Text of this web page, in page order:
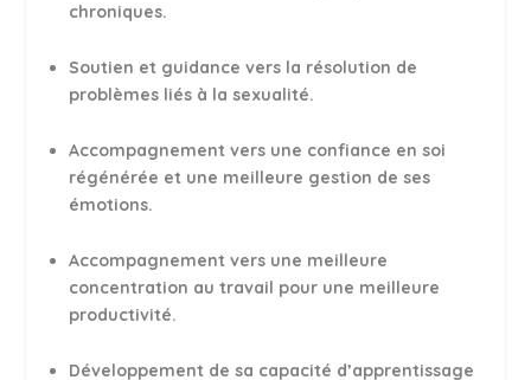
chroniques.
Soutien et guidance vers la résolution de
problèmes liés à la sexualité.
Accompagnement vers une confiance en soi
régénérée et une meilleure gestion de ses
émotions.
Accompagnement vers une meilleure
concentration au travail pour une meilleure
productivité.
Développement de sa capacité d’apprentissage